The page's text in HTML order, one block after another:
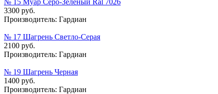
3300 руб.
Производитель: Гардиан
№ 17 Шагрень Светло-Серая
2100 руб.
Производитель: Гардиан
№ 19 Шагрень Черная
1400 руб.
Производитель: Гардиан